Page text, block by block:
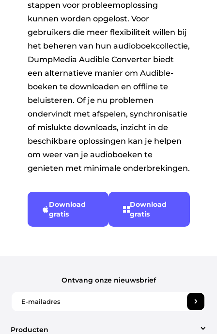
stappen voor probleemoplossing
kunnen worden opgelost. Voor
gebruikers die meer flexibiliteit willen bij
het beheren van hun audioboekcollectie,
DumpMedia Audible Converter biedt
een alternatieve manier om Audible-
boeken te downloaden en offline te
beluisteren. Of je nu problemen
ondervindt met afspelen, synchronisatie
of mislukte downloads, inzicht in de
beschikbare oplossingen kan je helpen
om weer van je audioboeken te
genieten met minimale onderbrekingen.
Download
gratis
Download
gratis
Producten
Ontvang onze nieuwsbrief